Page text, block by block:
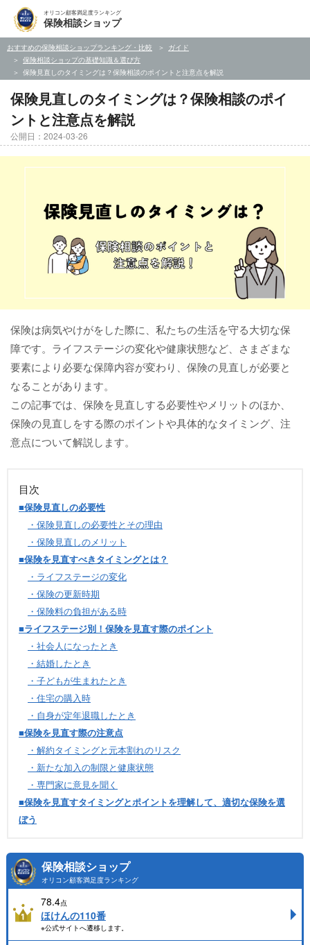
オリコン顧客満足度ランキング
保険相談ショップ
おすすめの保険相談ショップランキング・比較
ガイド
保険相談ショップの基礎知識＆選び方
保険見直しのタイミングは？保険相談のポイントと注意点を解説
保険見直しのタイミングは？保険相談のポイ
ントと注意点を解説
公開日：2024-03-26
保険は病気やけがをした際に、私たちの生活を守る大切な保
障です。ライフステージの変化や健康状態など、さまざまな
要素により必要な保障内容が変わり、保険の見直しが必要と
なることがあります。
この記事では、保険を見直しする必要性やメリットのほか、
保険の見直しをする際のポイントや具体的なタイミング、注
意点について解説します。
目次
■保険見直しの必要性
・保険見直しの必要性とその理由
・保険見直しのメリット
■保険を見直すべきタイミングとは？
・ライフステージの変化
・保険の更新時期
・保険料の負担がある時
■ライフステージ別！保険を見直す際のポイント
・社会人になったとき
・結婚したとき
・子どもが生まれたとき
・住宅の購入時
・自身が定年退職したとき
■保険を見直す際の注意点
・解約タイミングと元本割れのリスク
・新たな加入の制限と健康状態
・専門家に意見を聞く
■保険を見直すタイミングとポイントを理解して、適切な保険を選
ぼう
保険相談ショップ
オリコン顧客満足度ランキング
78.4点
ほけんの110番
※公式サイトへ遷移します。